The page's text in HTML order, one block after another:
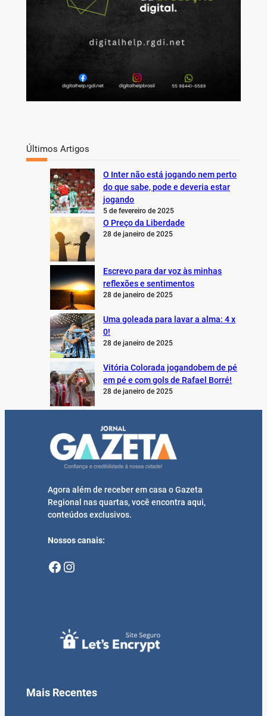
Últimos Artigos
O Inter não está jogando nem perto
do que sabe, pode e deveria estar
jogando
5 de fevereiro de 2025
O Preço da Liberdade
28 de janeiro de 2025
Escrevo para dar voz às minhas
reflexões e sentimentos
28 de janeiro de 2025
Uma goleada para lavar a alma: 4 x
0!
28 de janeiro de 2025
Vitória Colorada jogandobem de pé
em pé e com gols de Rafael Borré!
28 de janeiro de 2025
Agora além de receber em casa o Gazeta
Regional nas quartas, você encontra aqui,
conteúdos exclusivos.
Nossos canais:
Facebook Instagram
Mais Recentes